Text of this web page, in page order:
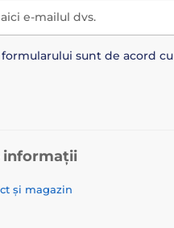
e-mailul dvs.
sunt de acord cu
informații
și magazin